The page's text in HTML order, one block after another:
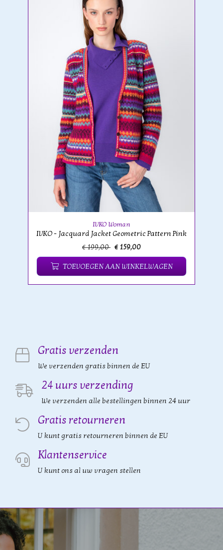
IVKO Woman
IVKO - Jacquard Jacket Geometric Pattern Pink
€ 199,00 € 159,00
TOEVOEGEN AAN WINKELWAGEN
Gratis verzenden
We verzenden gratis binnen de EU
24 uurs verzending
We verzenden alle bestellingen binnen 24 uur
Gratis retourneren
U kunt gratis retourneren binnen de EU
Klantenservice
U kunt ons al uw vragen stellen